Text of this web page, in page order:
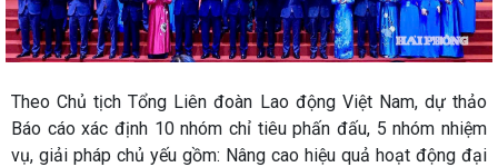
Theo Chủ tịch Tổng Liên đoàn Lao động Việt Nam, dự thảo
Báo cáo xác định 10 nhóm chỉ tiêu phấn đấu, 5 nhóm nhiệm
vụ, giải pháp chủ yếu gồm: Nâng cao hiệu quả hoạt động đại